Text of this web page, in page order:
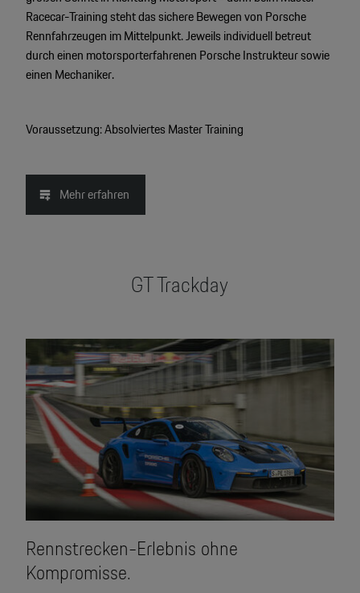
Racecar-Training steht das sichere Bewegen von Porsche
Rennfahrzeugen im Mittelpunkt. Jeweils individuell betreut
durch einen motorsporterfahrenen Porsche Instrukteur sowie
einen Mechaniker.
Voraussetzung: Absolviertes Master Training
Mehr erfahren
GT Trackday
Rennstrecken-Erlebnis ohne
Kompromisse.